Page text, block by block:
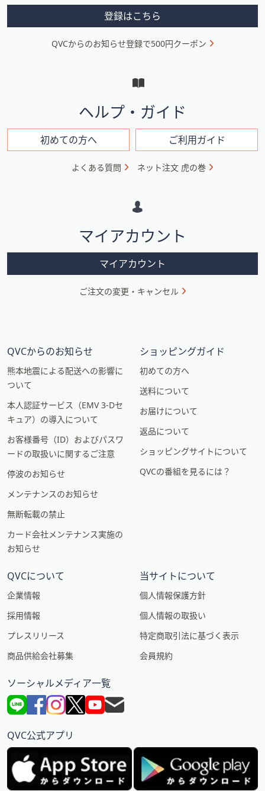
メ
ニ
ン
ン
登録はこちら
QVCからのお知らせ登録で500円クーポン
ヘルプ・ガイド
初めての方へ ご利用ガイド
よくある質問 ネット注文 虎の巻
マイアカウント
マイアカウント
ご注文の変更・キャンセル
QVCからのお知らせ
熊本地震による配送への影響に
ついて
本人認証サービス（EMV 3-Dセ
キュア）の導入について
お客様番号（ID）およびパスワ
ードの取扱いに関するご注意
停波のお知らせ
メンテナンスのお知らせ
無断転載の禁止
カード会社メンテナンス実施の
お知らせ
ショッピングガイド
初めての方へ
送料について
お届けについて
返品について
ショッピングサイトについて
QVCの番組を見るには？
QVCについて
企業情報
採用情報
プレスリリース
商品供給会社募集
当サイトについて
個人情報保護方針
個人情報の取扱い
特定商取引法に基づく表示
会員規約
ソーシャルメディア一覧
QVC公式アプリ